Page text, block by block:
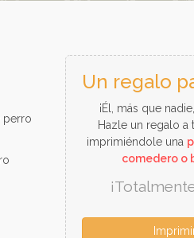
perro
Un regalo
¡Él, más que
Hazle un regalo a
imprimiéndole una
comedero o